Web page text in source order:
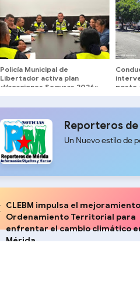
Policía Municipal de
Libertador activa plan
«Vacaciones Seguras 2026»
poste
Reporteros
Un Nuevo estilo de
CLEBM impulsa el
Ordenamiento Territorial para
enfrentar el cambio climático
Mérida